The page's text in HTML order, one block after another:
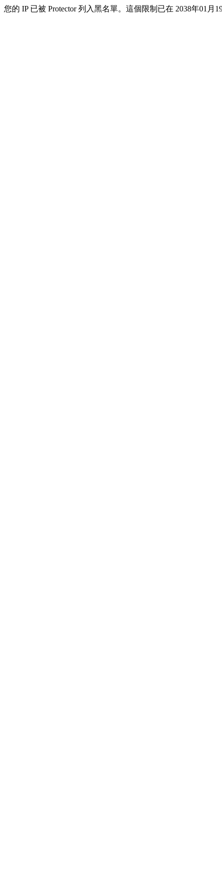
您的 IP 已被 Protector 列入黑名單。這個限制已在 2038年01月